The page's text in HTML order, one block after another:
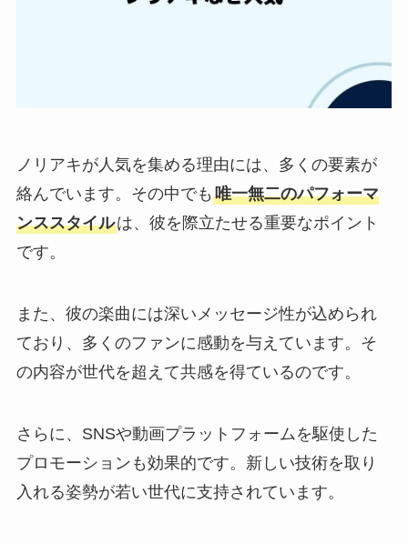
ノリアキが人気を集める理由には、多くの要素が
絡んでいます。その中でも 唯一無二のパフォーマ
ンススタイルは、彼を際立たせる重要なポイント
です。
また、彼の楽曲には深いメッセージ性が込められ
ており、多くのファンに感動を与えています。そ
の内容が世代を超えて共感を得ているのです。
さらに、SNSや動画プラットフォームを駆使した
プロモーションも効果的です。新しい技術を取り
入れる姿勢が若い世代に支持されています。